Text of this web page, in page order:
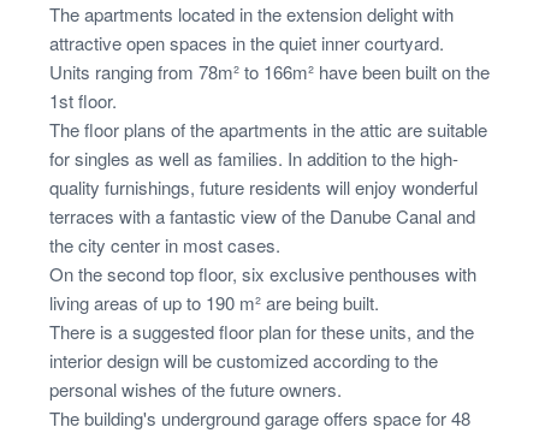
The apartments located in the extension delight with
attractive open spaces in the quiet inner courtyard.
Units ranging from 78m² to 166m² have been built on the
1st floor.
The floor plans of the apartments in the attic are suitable
for singles as well as families. In addition to the high-
quality furnishings, future residents will enjoy wonderful
terraces with a fantastic view of the Danube Canal and
the city center in most cases.
On the second top floor, six exclusive penthouses with
living areas of up to 190 m² are being built.
There is a suggested floor plan for these units, and the
interior design will be customized according to the
personal wishes of the future owners.
The building's underground garage offers space for 48